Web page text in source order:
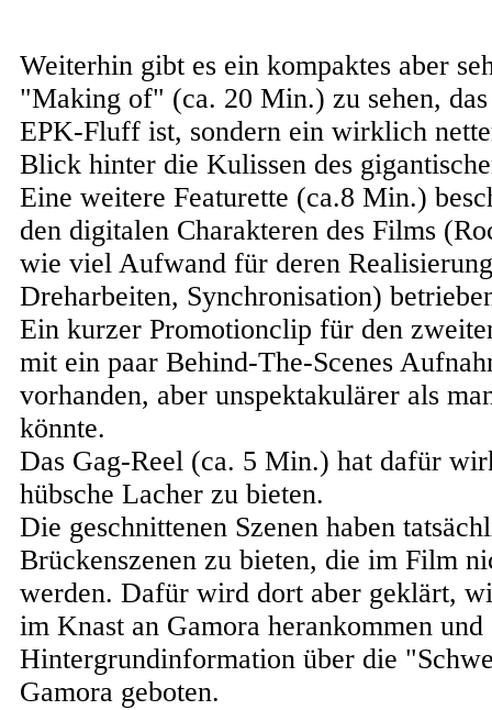
Weiterhin gibt es ein kompaktes aber
"Making of" (ca. 20 Min.) zu sehen,
EPK-Fluff ist, sondern ein wirklich
Blick hinter die Kulissen des
Eine weitere Featurette (ca.8 Min.)
den digitalen Charakteren des Films
wie viel Aufwand für deren
Dreharbeiten, Synchronisation)
Ein kurzer Promotionclip für den
mit ein paar Behind-The-Scenes
vorhanden, aber unspektakulärer als
könnte.
Das Gag-Reel (ca. 5 Min.) hat dafür
hübsche Lacher zu bieten.
Die geschnittenen Szenen haben
Brückenszenen zu bieten, die im Film
werden. Dafür wird dort aber geklärt,
im Knast an Gamora herankommen und
Hintergrundinformation über die
Gamora geboten.